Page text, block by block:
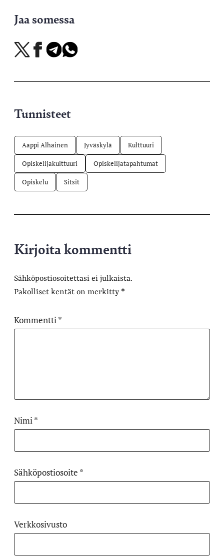
Jaa somessa
Jaa
X-
Jaa
Facebookissa
Jaa
Telegramissa
Jaa
WhatsAppissa
Tunnisteet
Aappi Alhainen Jyväskylä Kulttuuri
Opiskelijakulttuuri Opiskelijatapahtumat
Opiskelu Sitsit
Kirjoita kommentti
Sähköpostiosoitettasi ei julkaista.
Pakolliset kentät on merkitty *
Kommentti*
Nimi*
Sähköpostiosoite *
Verkkosivusto